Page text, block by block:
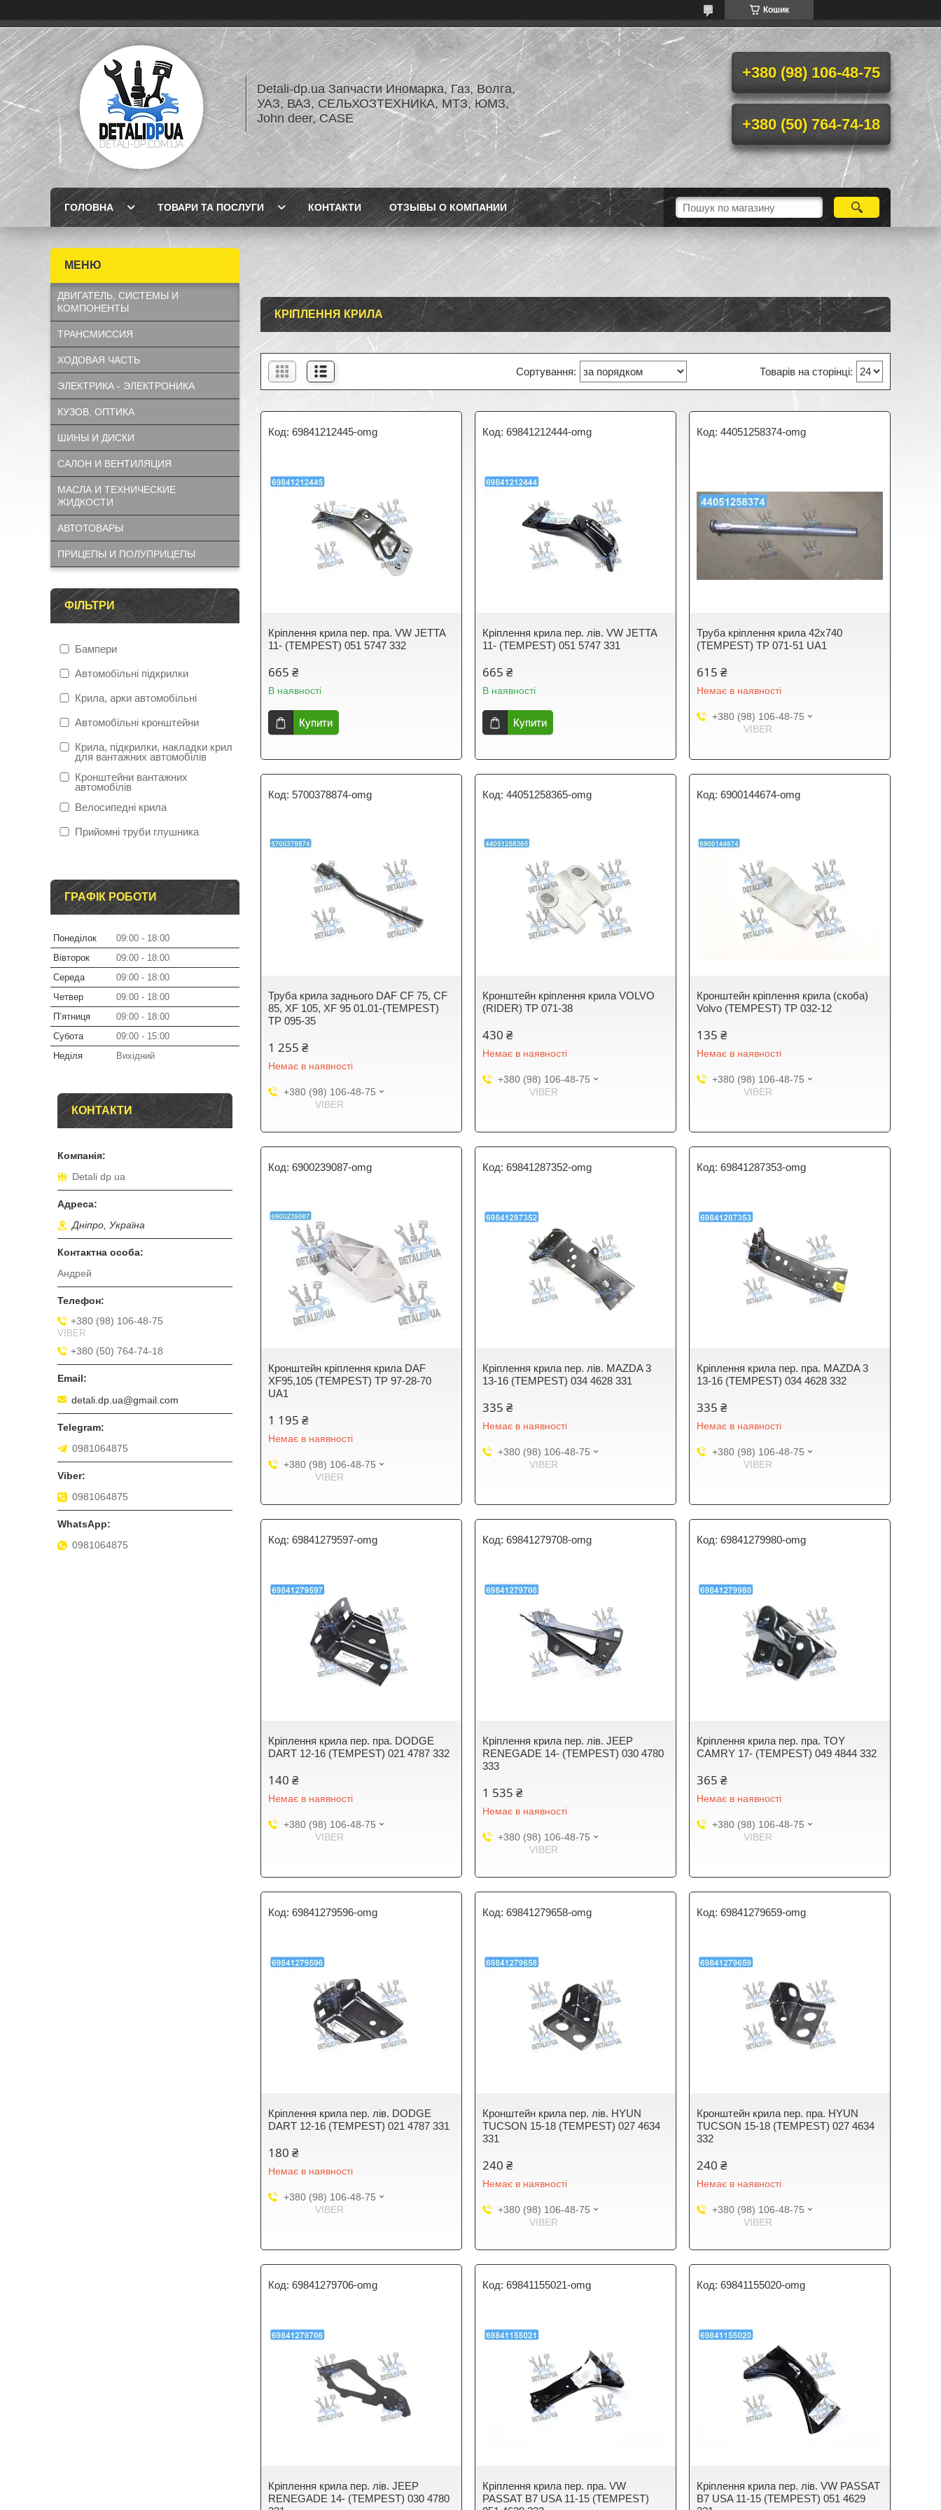
Кошик
Detali-dp.ua Запчасти Иномарка, Газ, Волга,
УАЗ, ВАЗ, СЕЛЬХОЗТЕХНИКА, МТЗ, ЮМЗ,
John deer, CASE
+380 (98) 106-48-75
+380 (50) 764-74-18
ГОЛОВНА ТОВАРИ ТА ПОСЛУГИ КОНТАКТИ ОТЗЫВЫ О КОМПАНИИ
КРІПЛЕННЯ КРИЛА
69841212445-omg
Кріплення крила пер. пра. VW JETTA
11- (TEMPEST) 051 5747 332
665 ₴
В наявності
Купити
69841212444-omg
Кріплення крила пер. лів. VW JETTA
11- (TEMPEST) 051 5747 331
665 ₴
В наявності
Купити
44051258374-omg
Труба кріплення крила 42х740
(TEMPEST) TP 071-51 UA1
615 ₴
Немає в наявності
+380 (98) 106-48-75
VIBER
5700378874-omg
Труба крила заднього DAF CF 75, CF
85, XF 105, XF 95 01.01-(TEMPEST)
TP 095-35
1 255 ₴
Немає в наявності
+380 (98) 106-48-75
VIBER
44051258365-omg
Кронштейн кріплення крила VOLVO
(RIDER) TP 071-38
430 ₴
Немає в наявності
+380 (98) 106-48-75
VIBER
6900144674-omg
Кронштейн кріплення крила (скоба)
Volvo (TEMPEST) TP 032-12
135 ₴
Немає в наявності
+380 (98) 106-48-75
VIBER
6900239087-omg
Кронштейн кріплення крила DAF
XF95,105 (TEMPEST) TP 97-28-70
UA1
1 195 ₴
Немає в наявності
+380 (98) 106-48-75
VIBER
69841287352-omg
Кріплення крила пер. лів. MAZDA 3
13-16 (TEMPEST) 034 4628 331
335 ₴
Немає в наявності
+380 (98) 106-48-75
VIBER
69841287353-omg
Кріплення крила пер. пра. MAZDA 3
13-16 (TEMPEST) 034 4628 332
335 ₴
Немає в наявності
+380 (98) 106-48-75
VIBER
69841279597-omg
Крiплення крила пер. пра. DODGE
DART 12-16 (TEMPEST) 021 4787 332
140 ₴
Немає в наявності
+380 (98) 106-48-75
VIBER
69841279708-omg
Крiплення крила пер. лiв. JEEP
RENEGADE 14- (TEMPEST) 030 4780
333
1 535 ₴
Немає в наявності
+380 (98) 106-48-75
VIBER
69841279980-omg
Крiплення крила пер. пра. TOY
CAMRY 17- (TEMPEST) 049 4844 332
365 ₴
Немає в наявності
+380 (98) 106-48-75
VIBER
69841279596-omg
Крiплення крила пер. лiв. DODGE
DART 12-16 (TEMPEST) 021 4787 331
180 ₴
Немає в наявності
+380 (98) 106-48-75
VIBER
69841279658-omg
Кронштейн крила пер. лiв. HYUN
TUCSON 15-18 (TEMPEST) 027 4634
331
240 ₴
Немає в наявності
+380 (98) 106-48-75
VIBER
69841279659-omg
Кронштейн крила пер. пра. HYUN
TUCSON 15-18 (TEMPEST) 027 4634
332
240 ₴
Немає в наявності
+380 (98) 106-48-75
VIBER
69841279706-omg
Крiплення крила пер. лiв. JEEP
RENEGADE 14- (TEMPEST) 030 4780
69841155021-omg
Кріплення крила пер. пра. VW
PASSAT B7 USA 11-15 (TEMPEST)
69841155020-omg
Кріплення крила пер. лів. VW PASSAT
B7 USA 11-15 (TEMPEST) 051 4629
ДВИГАТЕЛЬ, СИСТЕМЫ И
КОМПОНЕНТЫ
ТРАНСМИССИЯ
ХОДОВАЯ ЧАСТЬ
ЭЛЕКТРИКА - ЭЛЕКТРОНИКА
КУЗОВ, ОПТИКА
ШИНЫ И ДИСКИ
САЛОН И ВЕНТИЛЯЦИЯ
МАСЛА И ТЕХНИЧЕСКИЕ
ЖИДКОСТИ
АВТОТОВАРЫ
ПРИЦЕПЫ И ПОЛУПРИЦЕПЫ
ФІЛЬТРИ
Бампери
Автомобільні підкрилки
Крила, арки автомобільні
Автомобільні кронштейни
Крила, підкрилки, накладки крил
для вантажних автомобілів
Кронштейни вантажних
автомобілів
Велосипедні крила
Прийомні труби глушника
ГРАФІК РОБОТИ
Понеділок 09:00
18:00
Вівторок
09:00
18:00
Середа
09:00
18:00
Четвер
09:00
18:00
Пʼятниця
09:00
18:00
Субота
09:00
15:00
Неділя
Вихідний
КОНТАКТИ
Detali dp ua
Дніпро, Україна
Андрей
+380 (98) 106-48-75
VIBER
+380 (50) 764-74-18
detali.dp.ua@gmail.com
0981064875
0981064875
0981064875